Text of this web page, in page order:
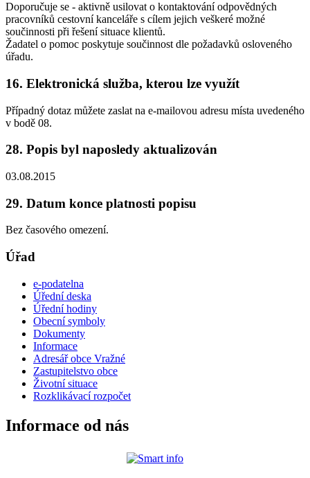
Doporučuje se - aktivně usilovat o kontaktování odpovědných
pracovníků cestovní kanceláře s cílem jejich veškeré možné
součinnosti při řešení situace klientů.
Žadatel o pomoc poskytuje součinnost dle požadavků osloveného
úřadu.
16. Elektronická služba, kterou lze využít
Případný dotaz můžete zaslat na e-mailovou adresu místa uvedeného
v bodě 08.
28. Popis byl naposledy aktualizován
03.08.2015
29. Datum konce platnosti popisu
Bez časového omezení.
Úřad
e-podatelna
Úřední deska
Úřední hodiny
Obecní symboly
Dokumenty
Informace
Adresář obce Vražné
Zastupitelstvo obce
Životní situace
Rozklikávací rozpočet
Informace od nás